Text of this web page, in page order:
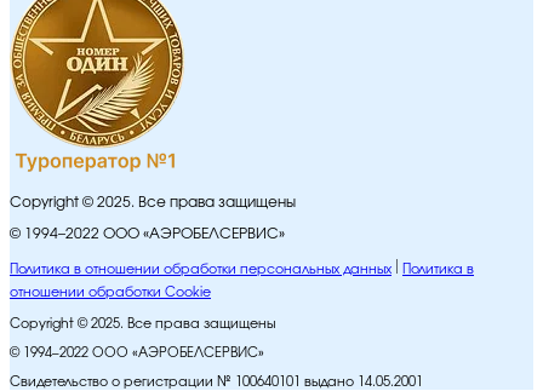
Copyright © 2025. Все права защищены
© 1994–2022 ООО «АЭРОБЕЛСЕРВИС»
Политика в отношении обработки персональных данных
Политика в
отношении обработки Cookie
Copyright © 2025. Все права защищены
© 1994–2022 ООО «АЭРОБЕЛСЕРВИС»
Свидетельство о регистрации № 100640101 выдано 14.05.2001